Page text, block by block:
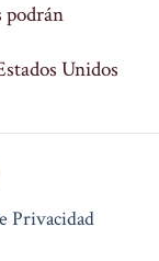
podrán
Unidos
Privacidad